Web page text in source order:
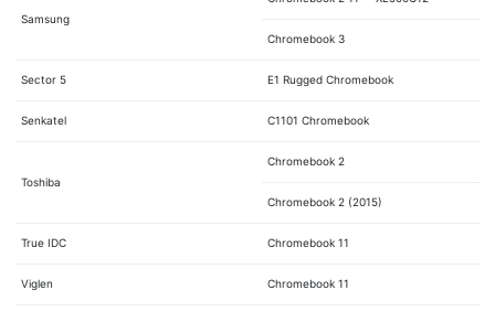
Samsung
Chromebook 3
Sector 5 E1 Rugged Chromebook
Senkatel C1101 Chromebook
Toshiba
Chromebook 2
Chromebook 2 (2015)
True IDC Chromebook 11
Viglen Chromebook 11